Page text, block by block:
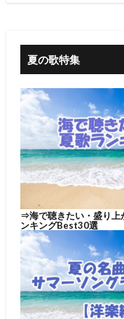
夏の歌特集
⇒海で聴きたい・盛り上
ンキングBest30選